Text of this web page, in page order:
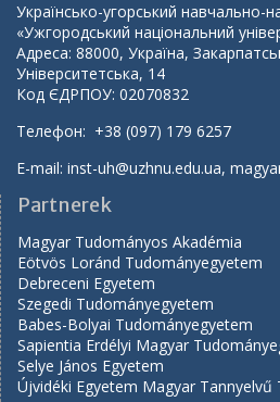
Українсько-угорський навчально-
«Ужгородський національний
Адреса: 88000, Україна,
Університетська, 14
Код ЄДРПОУ: 02070832
Телефон: +38 (097) 179 6257
E-mail: inst-uh@uzhnu.edu.ua,
Partnerek
Magyar Tudományos Akadémia
Eötvös Loránd Tudományegyetem
Debreceni Egyetem
Szegedi Tudományegyetem
Babes-Bolyai Tudományegyetem
Sapientia Erdélyi Magyar
Selye János Egyetem
Újvidéki Egyetem Magyar Tannyelvű